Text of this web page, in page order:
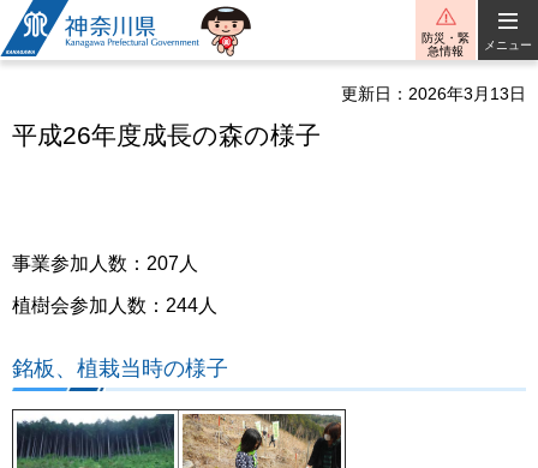
神奈川県
防災・緊
急情報
メニュー
更新日：2026年3月13日
平成26年度成長の森の様子
事業参加人数：207人
植樹会参加人数：244人
銘板、植栽当時の様子